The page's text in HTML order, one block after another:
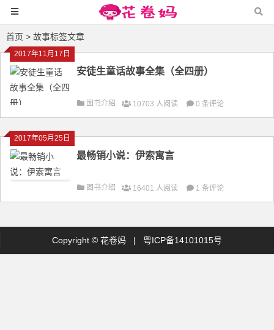
首页 > 故事标签文章
2017年11月17日
安徒生童话故事全集（全四册）
图书介绍 10703 人阅读 0 条评论
2017年05月25日
最畅销小说：伊索寓言
图书介绍 16401 人阅读 1 条评论
Copyright © 花卷妈 | 粤ICP备14101015号